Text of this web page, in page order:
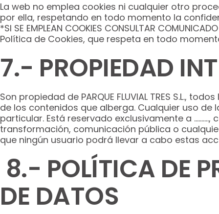
La web no emplea cookies ni cualquier otro
por ella, respetando en todo momento la
*SI SE EMPLEAN COOKIES CONSULTAR
Política de Cookies, que respeta en todo
7.- PROPIEDAD
Son propiedad de PARQUE FLUVIAL TRES S.L.,
de los contenidos que alberga. Cualquier uso
particular. Está reservado exclusivamente a
transformación, comunicación pública o
que ningún usuario podrá llevar a cabo estas
8.- POLÍTICA DE
DE DATOS